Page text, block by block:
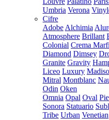
Umbria Verona
Cifre
Adobe Alchimia
Atmosphere Brillant
Colonial Crema
Diamond Dimsey
Granite Gravity
Liceo Luxury
Mitral Montblanc
Odin Oken
Omnia Opal Oval
Sonora Statuario
Tribe Urban Venetian